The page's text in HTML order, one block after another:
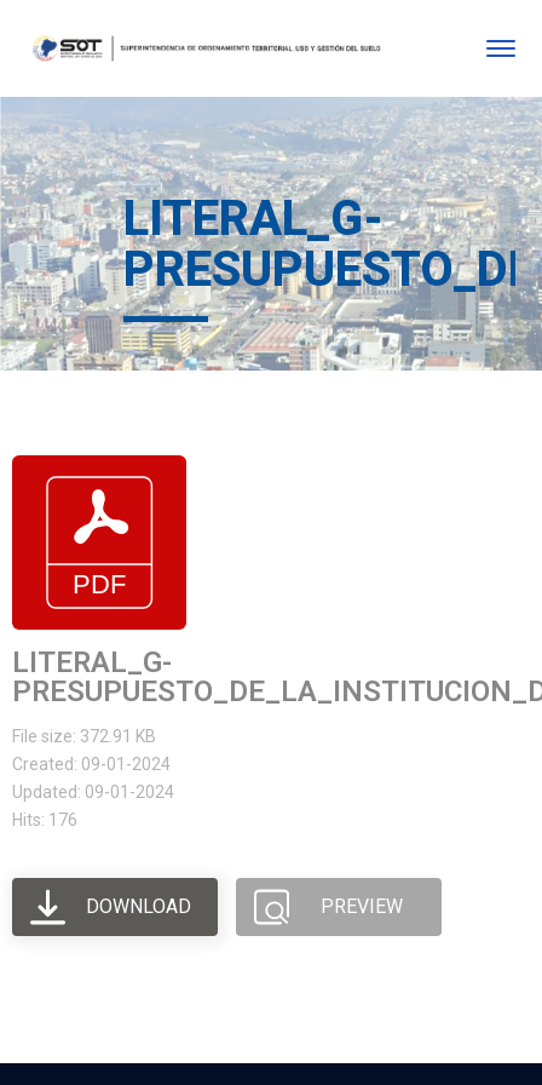
LITERAL_G-
LITERAL_G-
File size: 372.91 KB
Created: 09-01-2024
Updated: 09-01-2024
Hits: 176
DOWNLOAD PREVIEW